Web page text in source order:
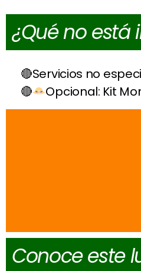
¿Qué no está
Servicios no
Opcional: Kit
Conoce este